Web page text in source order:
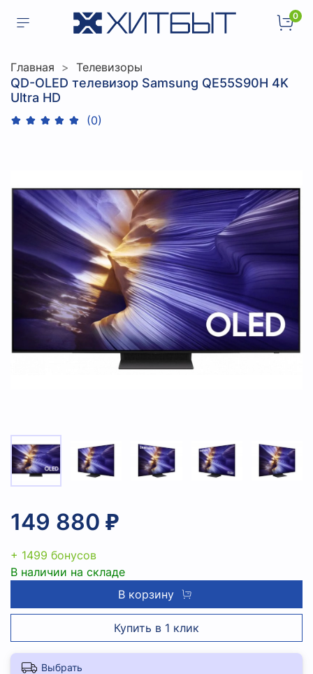
0
Главная Телевизоры
QD-OLED телевизор Samsung QE55S90H 4K
Ultra HD
(0)
149 880 ₽
+ 1499 бонусов
В наличии на складе
В корзину
Купить в 1 клик
Выбрать